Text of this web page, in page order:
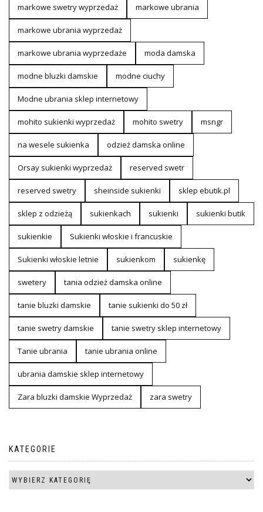
markowe swetry wyprzedaż markowe ubrania
markowe ubrania wyprzedaż
markowe ubrania wyprzedaże moda damska
modne bluzki damskie modne ciuchy
Modne ubrania sklep internetowy
mohito sukienki wyprzedaż mohito swetry msngr
na wesele sukienka odzież damska online
Orsay sukienki wyprzedaż reserved swetr
reserved swetry sheinside sukienki sklep ebutik.pl
sklep z odzieżą sukienkach sukienki sukienki butik
sukienkie Sukienki włoskie i francuskie
Sukienki włoskie letnie sukienkom sukienkę
swetery tania odzież damska online
tanie bluzki damskie tanie sukienki do 50 zł
tanie swetry damskie tanie swetry sklep internetowy
Tanie ubrania tanie ubrania online
ubrania damskie sklep internetowy
Zara bluzki damskie Wyprzedaż zara swetry
KATEGORIE